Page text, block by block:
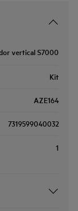
vertical S7000
Kit
AZE164
7319599040032
1